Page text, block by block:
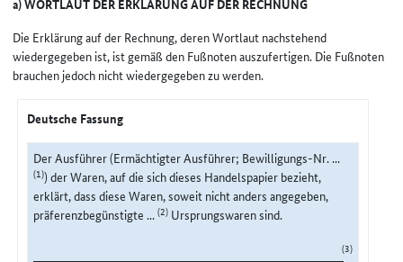
a) WORTLAUT DER ERKLÄRUNG AUF DER RECHNUNG
Die Erklärung auf der Rechnung, deren Wortlaut nachstehend
wiedergegeben ist, ist gemäß den Fußnoten auszufertigen. Die Fußnoten
brauchen jedoch nicht wiedergegeben zu werden.
Deutsche Fassung
Der Ausführer (Ermächtigter Ausführer; Bewilligungs-Nr. ...
(1)) der Waren, auf die sich dieses Handelspapier bezieht,
erklärt, dass diese Waren, soweit nicht anders angegeben,
präferenzbegünstigte ...(2) Ursprungswaren sind.
(3)